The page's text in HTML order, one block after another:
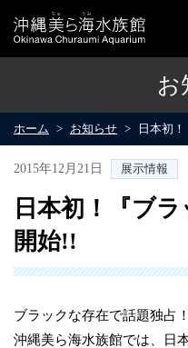
お
ホーム お知らせ 日本初
2015年12月21日 展示情報
日本初！『ブ
開始!!
ブラックな存在で話題独占
沖縄美ら海水族館では、日